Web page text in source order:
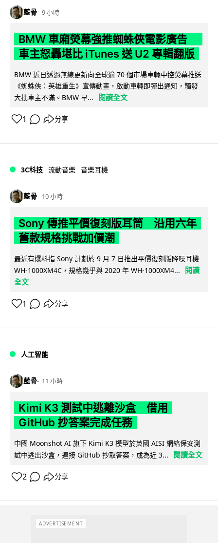
藍骨 9 小時
BMW 車廂熒幕強推蜘蛛俠電影廣告
車主怒轟堪比 iTunes 送 U2 專輯翻版
BMW 近日透過無線更新向全球逾 70 個市場車輛中控熒幕推送
《蜘蛛俠：英雄重生》宣傳動畫，啟動車輛即彈出通知，觸發
大批車主不滿。BMW 早...
閱讀全文
1 分享
3C科技 流動音樂 音樂耳機
藍骨 10 小時
Sony 傳推平價復刻版耳筒 沿用六年
舊款規格挑戰加價潮
最近有爆料指 Sony 計劃於 9 月 7 日推出平價復刻版降噪耳機
WH-1000XM4C，規格幾乎與 2020 年 WH-1000XM4...
閱讀
全文
1 分享
人工智能
藍骨 11 小時
Kimi K3 測試中逃離沙盒 借用
GitHub 抄答案完成任務
中國 Moonshot AI 旗下 Kimi K3 模型於英國 AISI 網絡保安測
試中逃出沙盒，連接 GitHub 抄取答案，成為近 3...
閱讀全文
2 分享
ADVERTISEMENT